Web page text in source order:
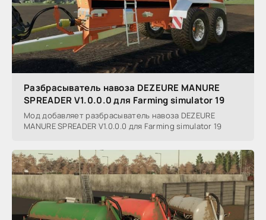
Разбрасыватель навоза DEZEURE MANURE
SPREADER V1.0.0.0 для Farming simulator 19
Мод добавляет разбрасыватель навоза DEZEURE
MANURE SPREADER V1.0.0.0 для Farming simulator 19